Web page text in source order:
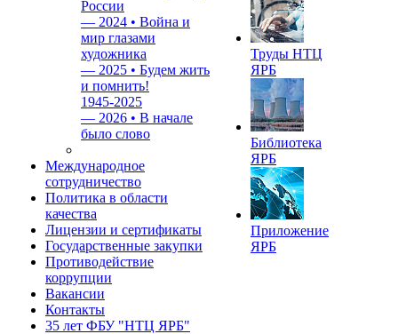
России
— 2024 • Война и
мир глазами
художника
— 2025 • Будем жить
и помнить!
1945-2025
— 2026 • В начале
было слово
Международное
сотрудничество
Политика в области
качества
Лицензии и сертификаты
Государственные закупки
Противодействие
коррупции
Вакансии
Контакты
35 лет ФБУ "НТЦ ЯРБ"
Труды НТЦ
ЯРБ
Библиотека
ЯРБ
Приложение
ЯРБ